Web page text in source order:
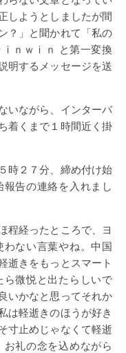
しようとしましたが間
？」と聞かれて「私の
ｗｉｎ と第一変換
明するメッセージを送
いながら、インターバ
着くまで１時間近く掛
時２７分、締め付け始
告の連絡を入れまし
程経ったところで、ヨ
ない言葉やね。中国
逝きをもっとスマート
微悦と出たらしいで
いかなと思ってそれか
は軽逝きのほうが好き
寸止めじゃなくて軽逝
礼の念を込めながら